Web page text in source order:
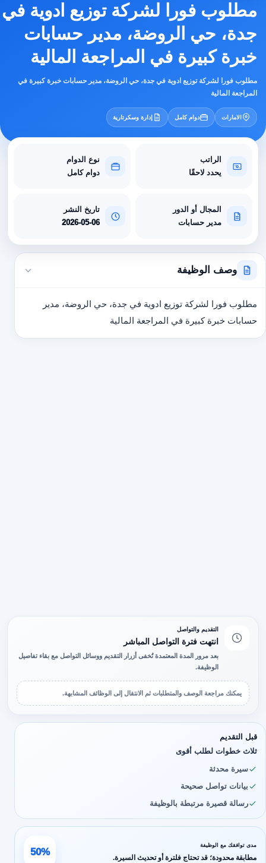
مطلوب فورا لشركة توزيع ادوية في
جدة، حي الروضة، مدير حسابات
خبرة كبيرة في المراجعة المالية
مطلوب فورا لشركة توزيع ادوية في جدة، حي الروضة، مدير حسابات خبرة كبيرة في
المراجعة المالية
الامارات دوام كامل إدارة وسكرتارية
الراتب
يحدد لاحقًا
نوع الدوام
دوام كامل
المجال أو الدور
مدير حسابات
تاريخ النشر
2026-05-06
وصف الوظيفة
مطلوب فورا لشركة توزيع ادوية في جدة، حي الروضة، مدير
حسابات خبرة كبيرة في المراجعة المالية
التقديم والتواصل
انتهت فترة التواصل المباشر
بعد مرور المدة المعتمدة تُخفى أزرار التقديم ووسائل التواصل مع بقاء تفاصيل
الوظيفة.
يمكنك مراجعة الوصف والمتطلبات ثم الانتقال إلى الوظائف المشابهة.
قبل التقديم
ثلاث خطوات لطلب أقوى
سيرة محدثة
بيانات تواصل صحيحة
رسالة قصيرة مرتبطة بالوظيفة
مدى توافقك مع الوظيفة
مطابقة محدودة؛ قد تحتاج فلترة أو تحديث السيرة. 50%